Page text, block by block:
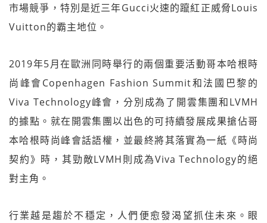
市場競爭，特別是近三年Gucci火速的躥紅正威脅Louis
Vuitton的霸主地位。
2019年5月在歐洲同時舉行的兩個重要活動哥本哈根時
尚峰會Copenhagen Fashion Summit和法國巴黎的
Viva Technology峰會，分別成為了開雲集團和LVMH
的據點。就在開雲集團以出色的可持續發展成果搶佔哥
本哈根時尚峰會話語權，並最終將其落實為一紙《時尚
契約》時，其勁敵LVMH則成為Viva Technology的絕
對主角。
行業越是趨於不穩定，人們便愈發渴望抓住未來。眼